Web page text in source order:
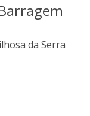
da Serra